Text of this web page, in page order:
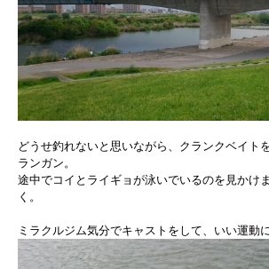
どうせ釣れないと思いながら、クランクベイト
ランガン。
途中でコイとライギョが泳いでいるのを見かけ
く。
ミラクルジム気分でキャストをして、いい運動